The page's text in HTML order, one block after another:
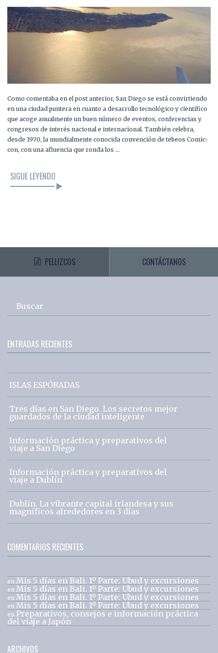
Como comentaba en el post anterior, San Diego se está convirtiendo
en una ciudad puntera en cuanto a desarrollo tecnológico y científico
que acoge anualmente un buen número de eventos, conferencias y
congresos de interés nacional e internacional. También celebra,
desde 1970, la mundialmente conocida convención de tebeos Comic-
con, con una afluencia que ronda los …
SIGUE LEYENDO
PELLIZCOS CONTÁCTANOS
Buscar
ENTRADAS RECIENTES
ISLAS ESPÓRADAS
Tres días en San Diego. Los secretos mejor
guardados de la ciudad inteligente
Información práctica y preparativos del
viaje a San Diego
Información práctica y preparativos del
viaje a Dublín
Dublín. La vibrante capital irlandesa y sus
magníficos alrededores en 3 días
COMENTARIOS RECIENTES
en Mis 5 días en Bali. 1º Parte: Ubud y excursiones
en Mis 5 días en Bali. 1º Parte: Ubud y excursiones
en Mis 5 días en Bali. 1º Parte: Ubud y excursiones
en Mis 5 días en Bali. 1º Parte: Ubud y excursiones
en Preparativos, consejos e información práctica
del viaje a Japón
ARCHIVOS